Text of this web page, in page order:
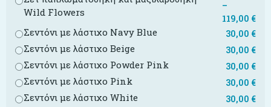
Wild Flowers
–
119,00 €
Σεντόνι με λάστιχο Navy Blue 30,00 €
Σεντόνι με λάστιχο Beige 30,00 €
Σεντόνι με λάστιχο Powder Pink 30,00 €
Σεντόνι με λάστιχο Pink 30,00 €
Σεντόνι με λάστιχο White 30,00 €